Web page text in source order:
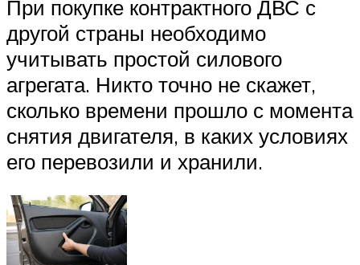
При покупке контрактного ДВС с
другой страны необходимо
учитывать простой силового
агрегата. Никто точно не скажет,
сколько времени прошло с момента
снятия двигателя, в каких условиях
его перевозили и хранили.